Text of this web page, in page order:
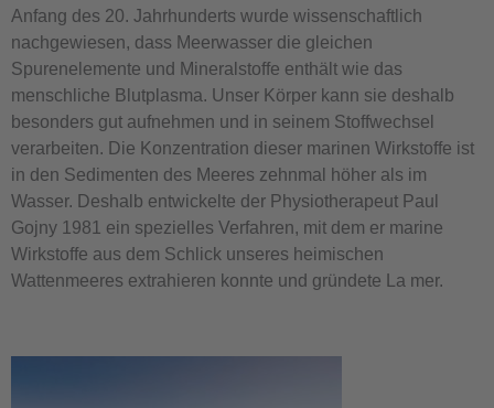
Anfang des 20. Jahrhunderts wurde wissenschaftlich
nachgewiesen, dass Meerwasser die gleichen
Spurenelemente und Mineralstoffe enthält wie das
menschliche Blutplasma. Unser Körper kann sie deshalb
besonders gut aufnehmen und in seinem Stoffwechsel
verarbeiten. Die Konzentration dieser marinen Wirkstoffe ist
in den Sedimenten des Meeres zehnmal höher als im
Wasser. Deshalb entwickelte der Physiotherapeut Paul
Gojny 1981 ein spezielles Verfahren, mit dem er marine
Wirkstoffe aus dem Schlick unseres heimischen
Wattenmeeres extrahieren konnte und gründete La mer.